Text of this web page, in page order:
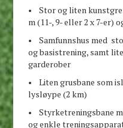
• Stor og liten
m (11-, 9- eller 2 x 7-er)
• Samfunnshus med
og basistrening, samt
garderober
• Liten grusbane som
lysløype (2 km)
• Styrketreningsbane
og enkle